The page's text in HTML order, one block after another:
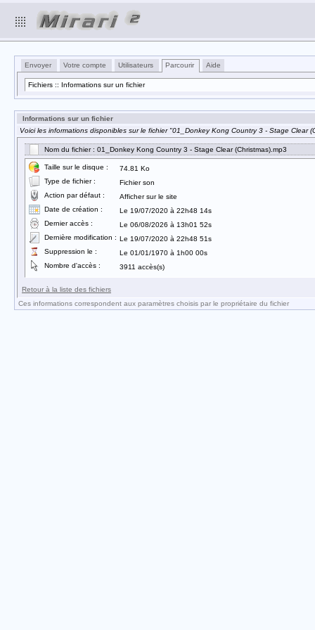
Envoyer Votre compte Utilisateurs Parcourir Aide
Fichiers :: Informations sur un fichier
Informations sur un fichier
Voici les informations disponibles sur le fichier "01_Donkey Kong Country 3 - Stage Clear
Nom du fichier : 01_Donkey Kong Country 3 - Stage Clear (Christmas).mp3
Taille sur le disque :
74.81 Ko
Type de fichier :
Fichier son
Action par défaut :
Afficher sur le site
Date de création :
Le 19/07/2020 à 22h48 14s
Dernier accès :
Le 06/08/2026 à 13h01 52s
Dernière modification : Le 19/07/2020 à 22h48 51s
Suppression le :
Le 01/01/1970 à 1h00 00s
Nombre d'accès :
3911 accès(s)
Retour à la liste des fichiers
Ces informations correspondent aux paramètres choisis par le propriétaire du fichier